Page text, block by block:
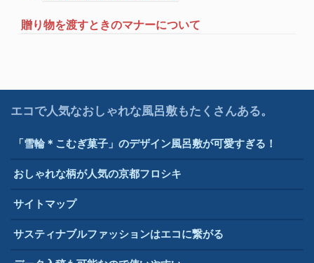
贈り物を渡すときのマナーについて
エコで人気なおしゃれな風呂敷もたくさんある。
「雪輪＊こむぎ菓子」のデザイン風呂敷が可愛すぎる！
おしゃれな柄が人気の京都フロシキ
サイトマップ
サスティナブルファッションはエコに繋がる